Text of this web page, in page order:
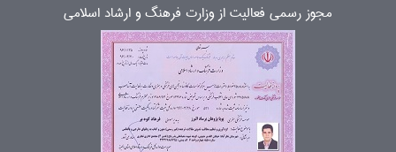
مجوز رسمی فعالیت از وزارت فرهنگ و ارشاد اسلامی